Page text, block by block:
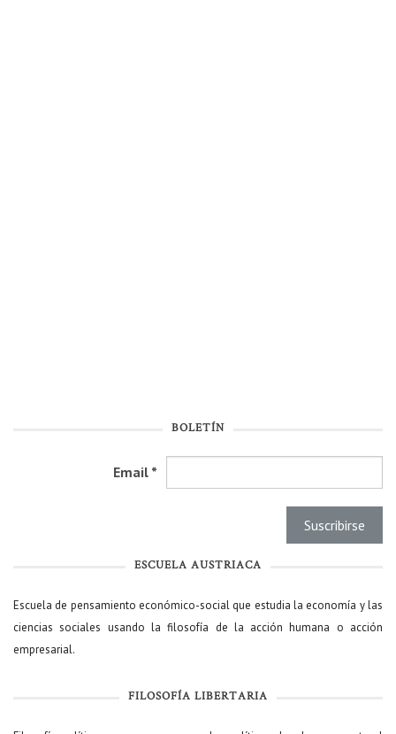
BOLETÍN
Email *
ESCUELA AUSTRIACA
Escuela de pensamiento económico-social que estudia la economía y las
ciencias sociales usando la filosofía de la acción humana o acción
empresarial.
FILOSOFÍA LIBERTARIA